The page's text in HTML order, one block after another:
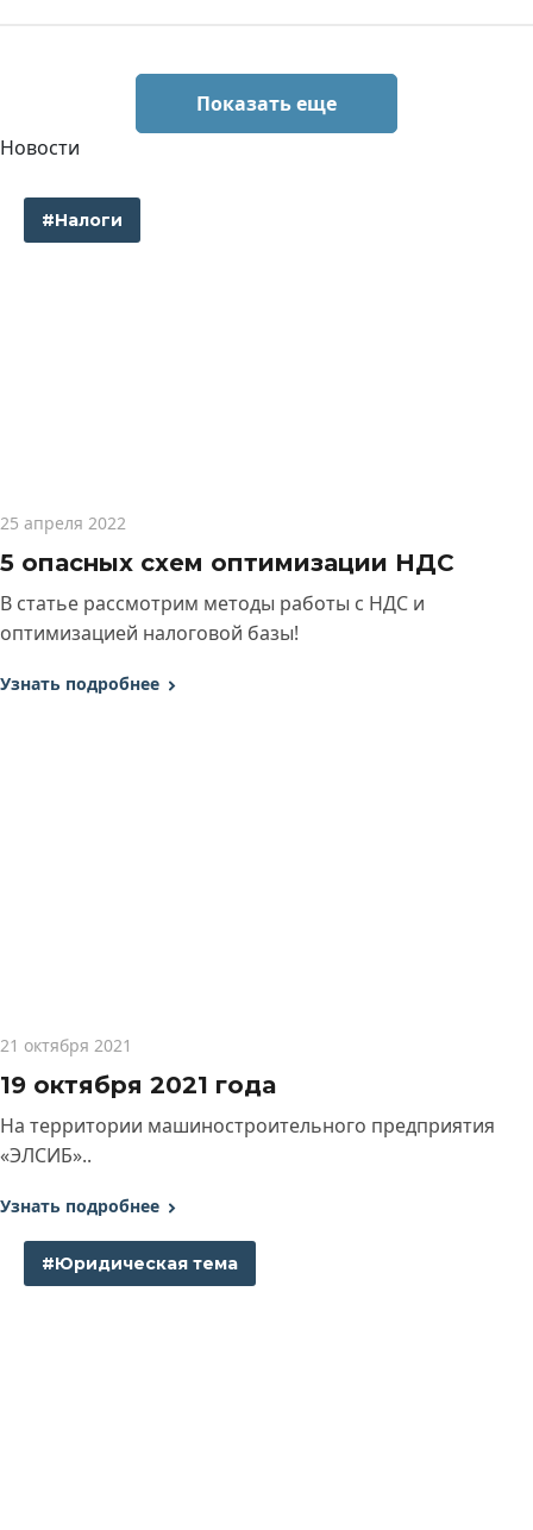
Показать еще
Новости
#Налоги
25 апреля 2022
5 опасных схем оптимизации НДС
В статье рассмотрим методы работы с НДС и
оптимизацией налоговой базы!
Узнать подробнее
21 октября 2021
19 октября 2021 года
На территории машиностроительного предприятия
«ЭЛСИБ»..
Узнать подробнее
#Юридическая тема